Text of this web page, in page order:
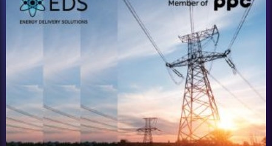
Hobby
Software
Wellness
АвтоКлуб
trending_flat